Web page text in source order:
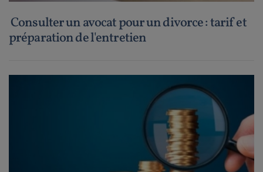
Consulter un avocat pour un divorce : tarif et
préparation de l'entretien